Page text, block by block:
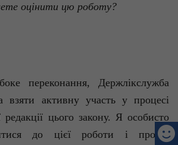
оцінити цю роботу?
переконання, Держлікслужба
взяти активну участь у процесі
редакції цього закону. Я особисто
до цієї роботи і прошу